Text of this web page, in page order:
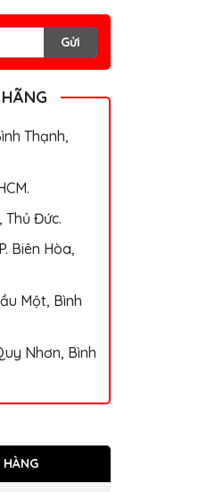
Gửi
Thạnh,
Thủ Đức.
Biên Hòa,
Một, Bình
Nhơn, Bình
HÀNG